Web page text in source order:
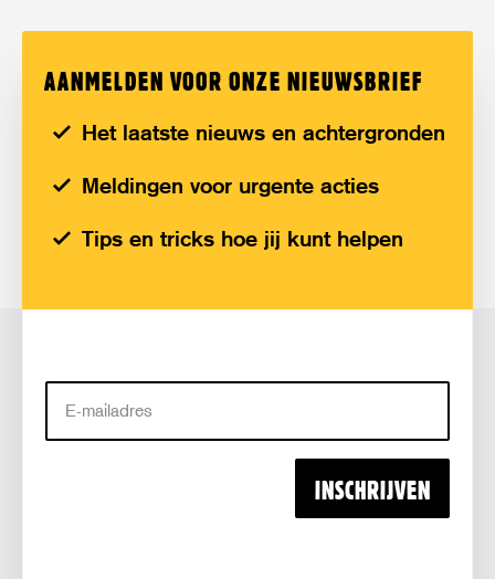
AANMELDEN VOOR ONZE NIEUWSBRIEF
Het laatste nieuws en achtergronden
Meldingen voor urgente acties
Tips en tricks hoe jij kunt helpen
INSCHRIJVEN